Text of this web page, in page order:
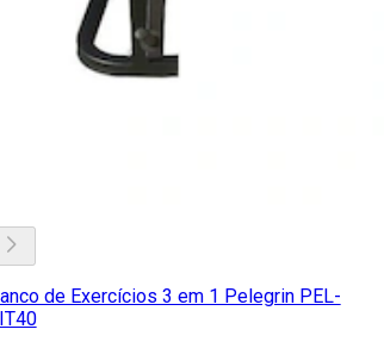
de Exercícios 3 em 1 Pelegrin PEL-